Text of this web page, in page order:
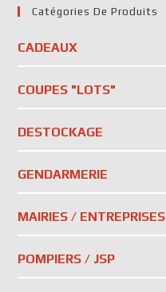
Catégories De Produits
CADEAUX
COUPES "LOTS"
DESTOCKAGE
GENDARMERIE
MAIRIES / ENTREPRISES
POMPIERS / JSP